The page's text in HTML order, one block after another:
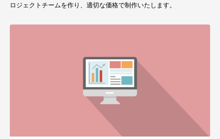
ロジェクトチームを作り、適切な価格で制作いたします。